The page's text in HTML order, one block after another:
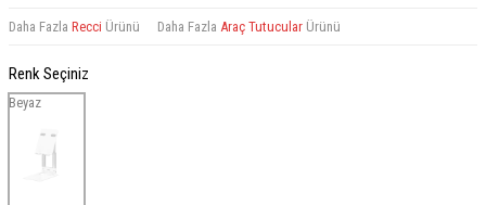
Daha Fazla Recci Ürünü Daha Fazla Araç Tutucular Ürünü
Renk Seçiniz
Beyaz